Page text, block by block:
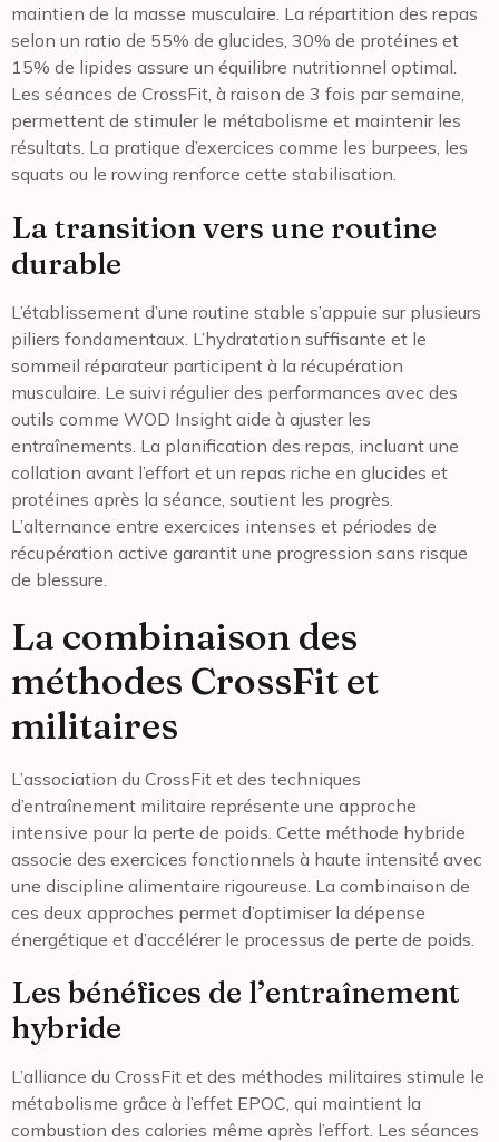
maintien de la masse musculaire. La répartition des repas
selon un ratio de 55% de glucides, 30% de protéines et
15% de lipides assure un équilibre nutritionnel optimal.
Les séances de CrossFit, à raison de 3 fois par semaine,
permettent de stimuler le métabolisme et maintenir les
résultats. La pratique d’exercices comme les burpees, les
squats ou le rowing renforce cette stabilisation.
La transition vers une routine
durable
L’établissement d’une routine stable s’appuie sur plusieurs
piliers fondamentaux. L’hydratation suffisante et le
sommeil réparateur participent à la récupération
musculaire. Le suivi régulier des performances avec des
outils comme WOD Insight aide à ajuster les
entraînements. La planification des repas, incluant une
collation avant l’effort et un repas riche en glucides et
protéines après la séance, soutient les progrès.
L’alternance entre exercices intenses et périodes de
récupération active garantit une progression sans risque
de blessure.
La combinaison des
méthodes CrossFit et
militaires
L’association du CrossFit et des techniques
d’entraînement militaire représente une approche
intensive pour la perte de poids. Cette méthode hybride
associe des exercices fonctionnels à haute intensité avec
une discipline alimentaire rigoureuse. La combinaison de
ces deux approches permet d’optimiser la dépense
énergétique et d’accélérer le processus de perte de poids.
Les bénéfices de l’entraînement
hybride
L’alliance du CrossFit et des méthodes militaires stimule le
métabolisme grâce à l’effet EPOC, qui maintient la
combustion des calories même après l’effort. Les séances